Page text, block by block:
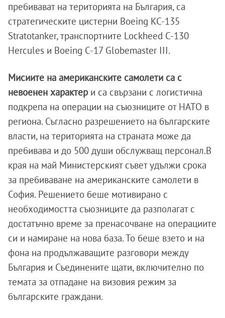
пребивават на територията на България, са
стратегическите цистерни Boeing KC-135
Stratotanker, транспортните Lockheed C-130
Hercules и Boeing C-17 Globemaster III.
Мисиите на американските самолети са с
невоенен характер и са свързани с логистична
подкрепа на операции на съюзниците от НАТО в
региона. Съгласно разрешението на българските
власти, на територията на страната може да
пребивава и до 500 души обслужващ персонал.В
края на май Министерският съвет удължи срока
за пребиваване на американските самолети в
София. Решението беше мотивирано с
необходимостта съюзниците да разполагат с
достатъчно време за пренасочване на операциите
си и намиране на нова база. То беше взето и на
фона на продължаващите разговори между
България и Съединените щати, включително по
темата за отпадане на визовия режим за
българските граждани.